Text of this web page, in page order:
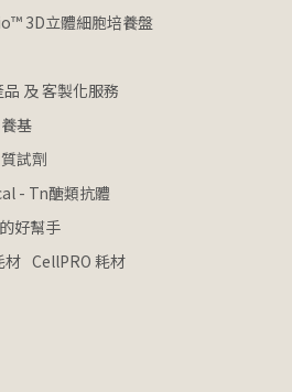
3D立體細胞培養盤
及 客製化服務
基
試劑
- Tn醣類抗體
好幫手
材 CellPRO 耗材